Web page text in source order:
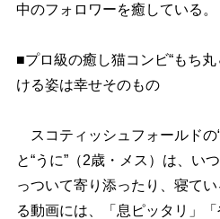
中のフォロワーを癒している。
■プロ級の癒し猫コンビ“もち
ける姿は幸せそのもの
スコティッシュフォールドの“
と“うに”（2歳・メス）は、い
っついて寄り添ったり、寝て
る動画には、「息ピッタリ」